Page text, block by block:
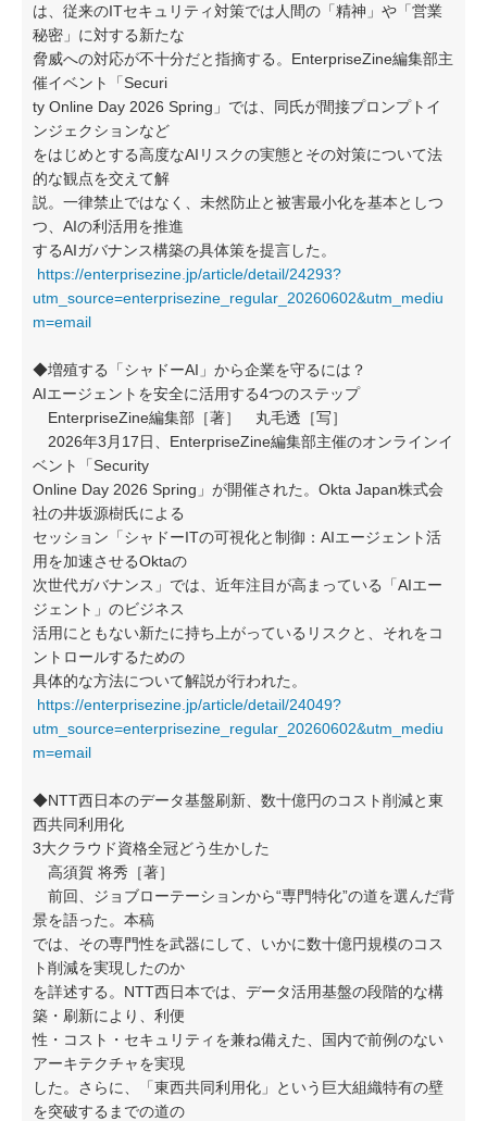
は、従来のITセキュリティ対策では人間の「精神」や「営業
秘密」に対する新たな
脅威への対応が不十分だと指摘する。EnterpriseZine編集部主
催イベント「Securi
ty Online Day 2026 Spring」では、同氏が間接プロンプトイ
ンジェクションなど
をはじめとする高度なAIリスクの実態とその対策について法
的な観点を交えて解
説。一律禁止ではなく、未然防止と被害最小化を基本としつ
つ、AIの利活用を推進
するAIガバナンス構築の具体策を提言した。
https://enterprisezine.jp/article/detail/24293?
utm_source=enterprisezine_regular_20260602&utm_mediu
m=email
◆増殖する「シャドーAI」から企業を守るには？
AIエージェントを安全に活用する4つのステップ
EnterpriseZine編集部［著］ 丸毛透［写］
2026年3月17日、EnterpriseZine編集部主催のオンラインイ
ベント「Security
Online Day 2026 Spring」が開催された。Okta Japan株式会
社の井坂源樹氏による
セッション「シャドーITの可視化と制御：AIエージェント活
用を加速させるOktaの
次世代ガバナンス」では、近年注目が高まっている「AIエー
ジェント」のビジネス
活用にともない新たに持ち上がっているリスクと、それをコ
ントロールするための
具体的な方法について解説が行われた。
https://enterprisezine.jp/article/detail/24049?
utm_source=enterprisezine_regular_20260602&utm_mediu
m=email
◆NTT西日本のデータ基盤刷新、数十億円のコスト削減と東
西共同利用化
3大クラウド資格全冠どう生かした
高須賀 将秀［著］
前回、ジョブローテーションから“専門特化”の道を選んだ背
景を語った。本稿
では、その専門性を武器にして、いかに数十億円規模のコス
ト削減を実現したのか
を詳述する。NTT西日本では、データ活用基盤の段階的な構
築・刷新により、利便
性・コスト・セキュリティを兼ね備えた、国内で前例のない
アーキテクチャを実現
した。さらに、「東西共同利用化」という巨大組織特有の壁
を突破するまでの道の